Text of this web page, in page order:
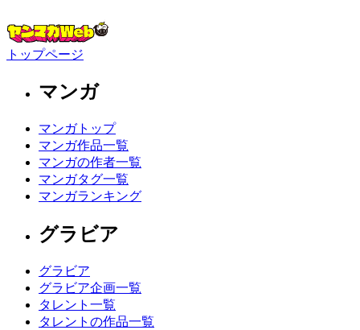
トップページ
マンガ
マンガトップ
マンガ作品一覧
マンガの作者一覧
マンガタグ一覧
マンガランキング
グラビア
グラビア
グラビア企画一覧
タレント一覧
タレントの作品一覧